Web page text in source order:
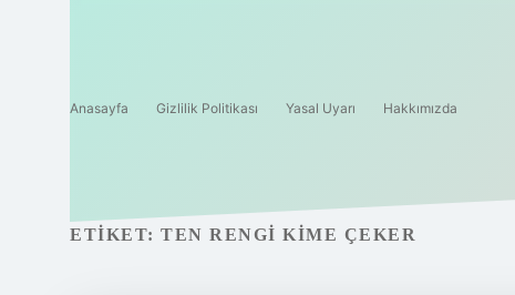
Anasayfa Gizlilik Politikası Yasal Uyarı Hakkımızda
ETIKET: TEN RENGI KIME ÇEKER